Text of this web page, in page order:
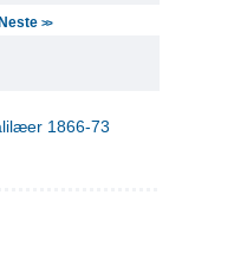
Neste>>
1866-73